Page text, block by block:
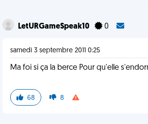
LetURGameSpeak10 0
samedi 3 septembre 2011 0:25
Ma foi si ça la berce Pour qu'elle
68 8